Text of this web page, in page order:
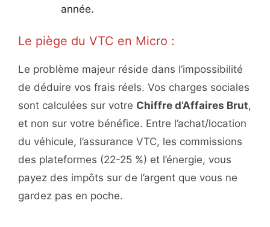
année.
Le piège du VTC en Micro :
Le problème majeur réside dans l’impossibilité
de déduire vos frais réels. Vos charges sociales
sont calculées sur votre Chiffre d’Affaires Brut,
et non sur votre bénéfice. Entre l’achat/location
du véhicule, l’assurance VTC, les commissions
des plateformes (22-25 %) et l’énergie, vous
payez des impôts sur de l’argent que vous ne
gardez pas en poche.